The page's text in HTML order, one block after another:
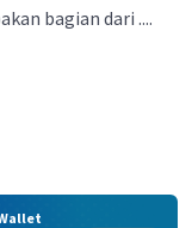
bagian dari ....